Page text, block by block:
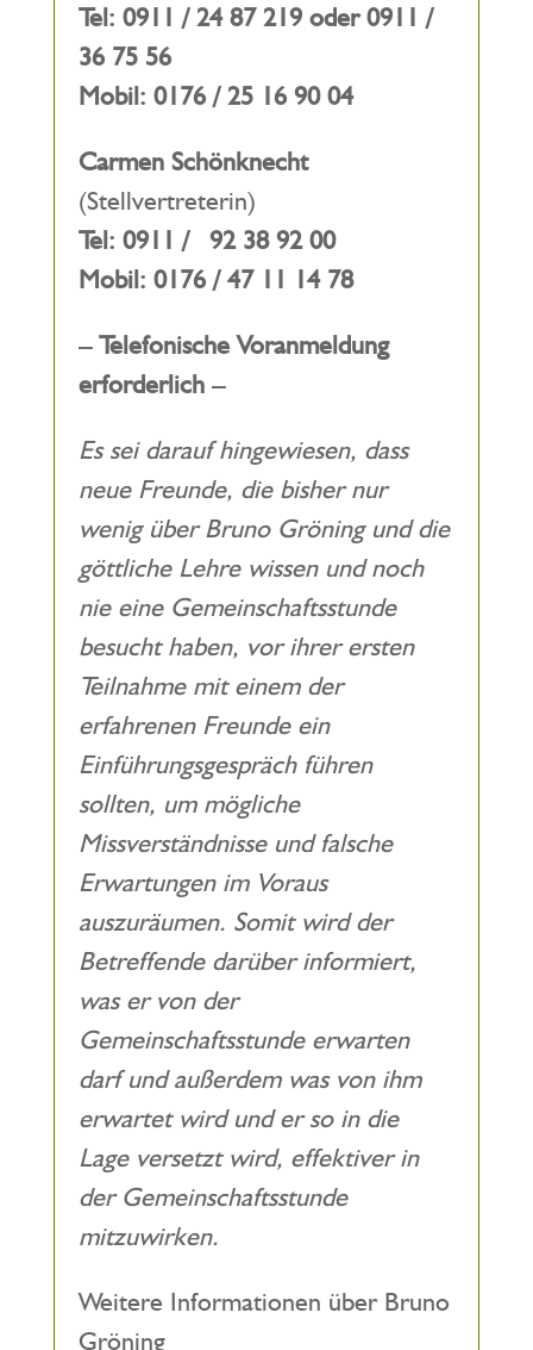
Tel: 0911 / 24 87 219 oder0911 /
36 75 56
Mobil: 0176 / 25 16 90 04
Carmen Schönknecht
(Stellvertreterin)
Tel: 0911 / 92 38 92 00
Mobil: 0176 / 47 11 14 78
– Telefonische Voranmeldung
erforderlich –
Es sei darauf hingewiesen, dass
neue Freunde, die bisher nur
wenig über Bruno Gröning und die
göttliche Lehre wissen und noch
nie eine Gemeinschaftsstunde
besucht haben, vor ihrer ersten
Teilnahme mit einem der
erfahrenen Freunde ein
Einführungsgespräch führen
sollten, um mögliche
Missverständnisse und falsche
Erwartungen im Voraus
auszuräumen. Somit wird der
Betreffende darüber informiert,
was er von der
Gemeinschaftsstunde erwarten
darf und außerdem was von ihm
erwartet wird und er so in die
Lage versetzt wird, effektiver in
der Gemeinschaftsstunde
mitzuwirken.
Weitere Informationen über Bruno
Gröning